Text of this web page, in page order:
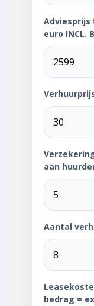
Adviesprijs
euro INCL.
aan
Aantal
bedrag =